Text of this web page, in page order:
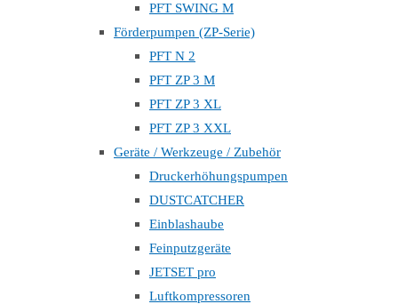
PFT SWING M
Förderpumpen (ZP-Serie)
PFT N 2
PFT ZP 3 M
PFT ZP 3 XL
PFT ZP 3 XXL
Geräte / Werkzeuge / Zubehör
Druckerhöhungspumpen
DUSTCATCHER
Einblashaube
Feinputzgeräte
JETSET pro
Luftkompressoren